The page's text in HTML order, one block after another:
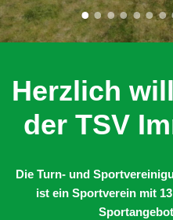
Herzlich
der TSV
Die Turn- und
ist ein Sportverein mit